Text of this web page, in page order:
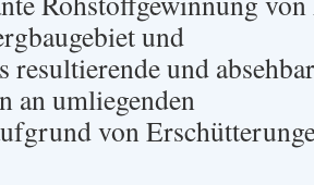
und
resultierende und
an umliegenden
von